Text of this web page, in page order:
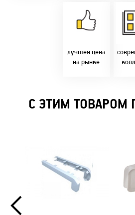
лучшея цена
на рынке
напрямую с
фабрики!
Предлагаем только
Идем
С ЭТИМ ТОВАРОМ